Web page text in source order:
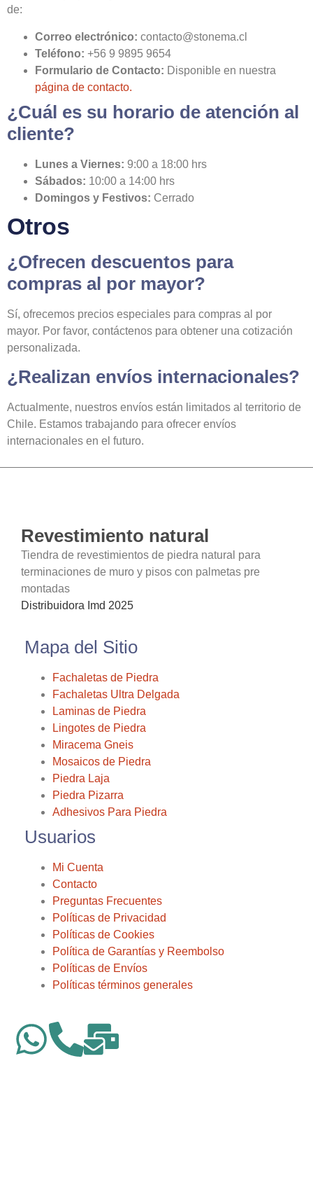
de:
Correo electrónico: contacto@stonema.cl
Teléfono: +56 9 9895 9654
Formulario de Contacto: Disponible en nuestra
página de contacto.
¿Cuál es su horario de atención al
cliente?
Lunes a Viernes: 9:00 a 18:00 hrs
Sábados: 10:00 a 14:00 hrs
Domingos y Festivos: Cerrado
Otros
¿Ofrecen descuentos para
compras al por mayor?
Sí, ofrecemos precios especiales para compras al por
mayor. Por favor, contáctenos para obtener una cotización
personalizada.
¿Realizan envíos internacionales?
Actualmente, nuestros envíos están limitados al territorio de
Chile. Estamos trabajando para ofrecer envíos
internacionales en el futuro.
Revestimiento natural
Tiendra de revestimientos de piedra natural para
terminaciones de muro y pisos con palmetas pre
montadas
Distribuidora Imd 2025
Mapa del Sitio
Fachaletas de Piedra
Fachaletas Ultra Delgada
Laminas de Piedra
Lingotes de Piedra
Miracema Gneis
Mosaicos de Piedra
Piedra Laja
Piedra Pizarra
Adhesivos Para Piedra
Usuarios
Mi Cuenta
Contacto
Preguntas Frecuentes
Políticas de Privacidad
Políticas de Cookies
Política de Garantías y Reembolso
Políticas de Envíos
Políticas términos generales